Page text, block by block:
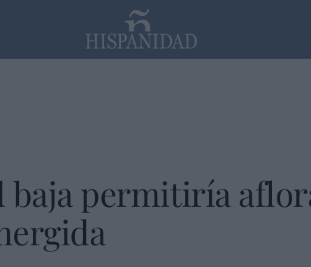
baja permitiría